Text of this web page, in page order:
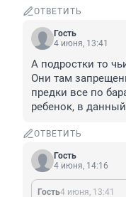
ОТВЕТИТЬ
Гость
4 июня, 13:41
А подростки то
Они там
предки все по
ребенок, в
ОТВЕТИТЬ
Гость
4 июня, 14:16
Гость4 июня, 13:41